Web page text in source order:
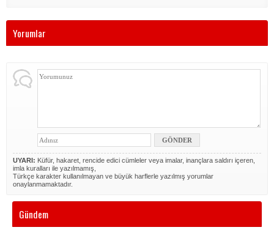
Yorumlar
UYARI: Küfür, hakaret, rencide edici cümleler veya imalar, inançlara saldırı içeren,
imla kuralları ile yazılmamış,
Türkçe karakter kullanılmayan ve büyük harflerle yazılmış yorumlar
onaylanmamaktadır.
Gündem